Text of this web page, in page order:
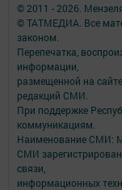
© 2011 - 2026.
© ТАТМЕДИА. Все
законом.
Перепечатка,
информации,
размещенной на
редакций СМИ.
При поддержке
коммуникациям.
Наименование СМИ:
СМИ
связи,
информационных